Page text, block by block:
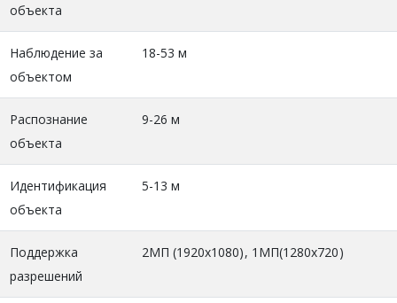
объекта
Наблюдение за
объектом
18-53 м
Распознание
объекта
9-26 м
Идентификация
объекта
5-13 м
Поддержка
разрешений
2МП (1920x1080), 1МП(1280x720)